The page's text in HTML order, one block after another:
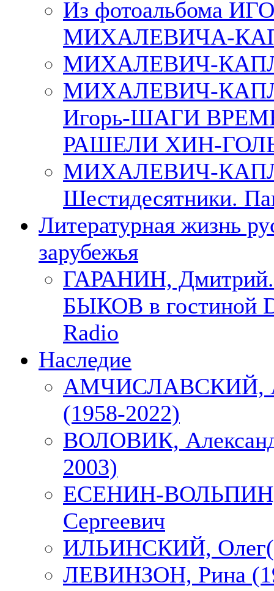
Из фотоальбома
МИХАЛЕВИЧА-
МИХАЛЕВИЧ-
МИХАЛЕВИЧ-
Игорь-ШАГИ
РАШЕЛИ ХИН-
МИХАЛЕВИЧ-
Шестидесятники.
Литературная жизнь
зарубежья
ГАРАНИН,
БЫКОВ в гостиной
Radio
Наследие
АМЧИСЛАВСКИЙ,
(1958-2022)
ВОЛОВИК,
2003)
ЕСЕНИН-ВОЛЬПИН,
Сергеевич
ИЛЬИНСКИЙ,
ЛЕВИНЗОН, Рина